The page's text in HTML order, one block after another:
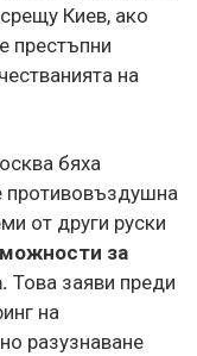
Киев, ако
престъпни
на
бяха
противовъздушна
от други руски
за
Това заяви преди
на
разузнаване